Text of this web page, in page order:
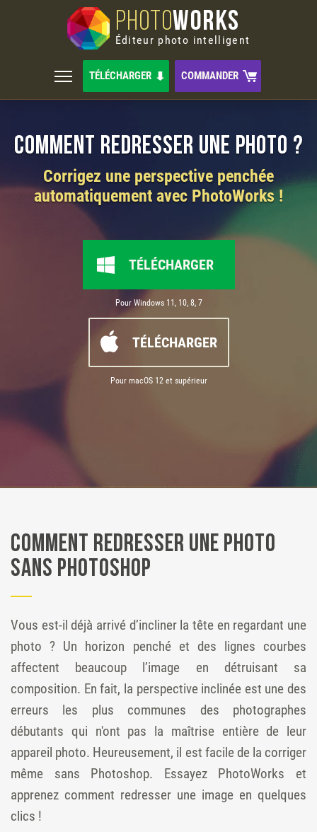
PHOTOWORKS
Éditeur photo intelligent
TÉLÉCHARGER COMMANDER
Comment redresser une photo ?
Corrigez une perspective penchée
automatiquement avec PhotoWorks !
TÉLÉCHARGER
Pour Windows 11, 10, 8, 7
TÉLÉCHARGER
Pour macOS 12 et supérieur
Comment redresser une photo
sans Photoshop
Vous est-il déjà arrivé d’incliner la tête en regardant une
photo ? Un horizon penché et des lignes courbes
affectent beaucoup l’image en détruisant sa
composition. En fait, la perspective inclinée est une des
erreurs les plus communes des photographes
débutants qui n'ont pas la maîtrise entière de leur
appareil photo. Heureusement, il est facile de la corriger
même sans Photoshop. Essayez PhotoWorks et
apprenez comment redresser une image en quelques
clics !